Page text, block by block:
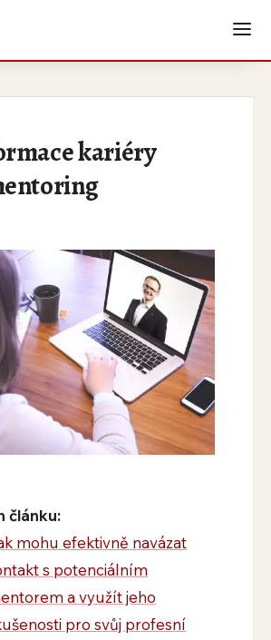
kariéry
článku:
mohu efektivně navázat
s potenciálním
a využít jeho
pro svůj profesní